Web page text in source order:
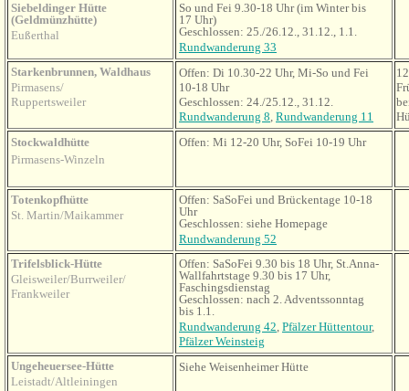
Siebeldinger Hütte
(Geldmünzhütte)
Eußerthal
So und Fei 9.30-18 Uhr (im Winter bis
17 Uhr)
Geschlossen: 25./26.12., 31.12., 1.1.
Rundwanderung 33
Starkenbrunnen, Waldhaus
Pirmasens/
Ruppertsweiler
Offen: Di 10.30-22 Uhr, Mi-So und Fei
10-18 Uhr
Geschlossen: 24./25.12., 31.12.
Rundwanderung 8, Rundwanderung 11
Stockwaldhütte
Pirmasens-Winzeln
Offen: Mi 12-20 Uhr, SoFei 10-19 Uhr
Totenkopfhütte
St. Martin/Maikammer
Offen: SaSoFei und Brückentage 10-18
Uhr
Geschlossen: siehe Homepage
Rundwanderung 52
Trifelsblick-Hütte
Gleisweiler/Burrweiler/
Frankweiler
Offen: SaSoFei 9.30 bis 18 Uhr, St.Anna-
Wallfahrtstage 9.30 bis 17 Uhr,
Faschingsdienstag
Geschlossen: nach 2. Adventssonntag
bis 1.1.
Rundwanderung 42, Pfälzer Hüttentour,
Pfälzer Weinsteig
Ungeheuersee-Hütte
Leistadt/Altleiningen
Siehe Weisenheimer Hütte